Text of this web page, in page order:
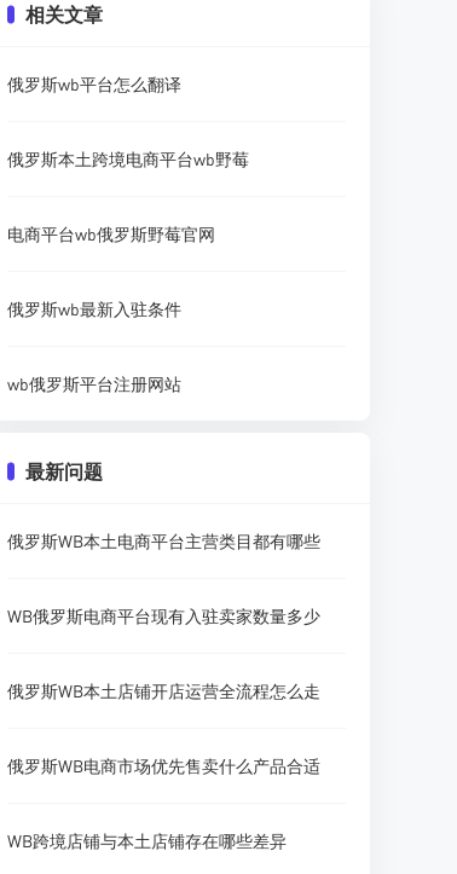
相关文章
俄罗斯wb平台怎么翻译
俄罗斯本土跨境电商平台wb野莓
电商平台wb俄罗斯野莓官网
俄罗斯wb最新入驻条件
wb俄罗斯平台注册网站
最新问题
俄罗斯WB本土电商平台主营类目都有哪些
WB俄罗斯电商平台现有入驻卖家数量多少
俄罗斯WB本土店铺开店运营全流程怎么走
俄罗斯WB电商市场优先售卖什么产品合适
WB跨境店铺与本土店铺存在哪些差异